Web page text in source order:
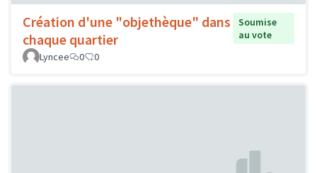
Création d'une "objethèque" dans
chaque quartier
Soumise
au vote
Lyncee
0 0